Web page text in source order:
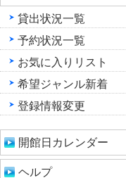
貸出状況一覧
予約状況一覧
お気に入りリスト
希望ジャンル新着
登録情報変更
開館日カレンダー
ヘルプ